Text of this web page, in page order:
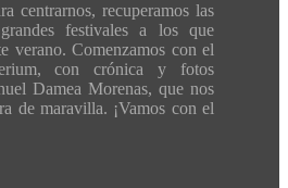
centrarnos, recuperamos las
festivales a los que
verano. Comenzamos con el
con crónica y fotos
Damea Morenas, que nos
de maravilla. ¡Vamos con el